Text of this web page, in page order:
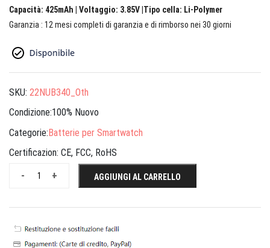
Capacità: 425mAh | Voltaggio: 3.85V |Tipo cella: Li-Polymer
Garanzia : 12 mesi completi di garanzia e di rimborso nei 30 giorni
SKU: 22NUB340_Oth
Condizione:100% Nuovo
Categorie:Batterie per Smartwatch
Certificazion: CE, FCC, RoHS
+
- AGGIUNGI AL CARRELLO